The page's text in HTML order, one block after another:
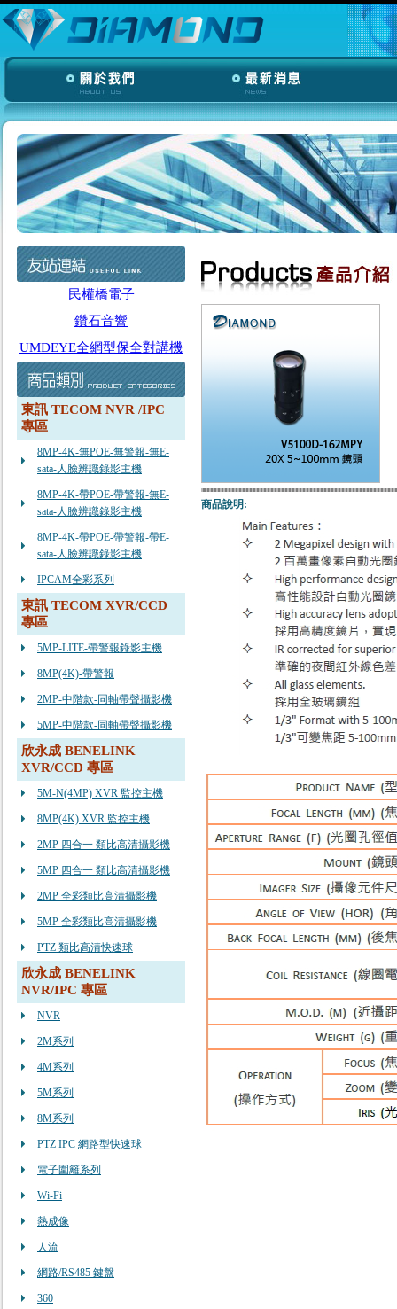
民權橋電子
鑽石音響
UMDEYE全網型保全對講機
東訊 TECOM NVR /IPC
專區
8MP-4K-無POE-無警報-無E-
sata-人臉辨識錄影主機
8MP-4K-帶POE-帶警報-無E-
sata-人臉辨識錄影主機
8MP-4K-帶POE-帶警報-帶E-
sata-人臉辨識錄影主機
IPCAM全彩系列
東訊 TECOM XVR/CCD
專區
5MP-LITE-帶警報錄影主機
8MP(4K)-帶警報
2MP-中階款-同軸帶聲攝影機
5MP-中階款-同軸帶聲攝影機
欣永成 BENELINK
XVR/CCD 專區
5M-N(4MP) XVR 監控主機
8MP(4K) XVR 監控主機
2MP 四合一 類比高清攝影機
5MP 四合一 類比高清攝影機
2MP 全彩類比高清攝影機
5MP 全彩類比高清攝影機
PTZ 類比高清快速球
欣永成 BENELINK
NVR/IPC 專區
NVR
2M系列
4M系列
5M系列
8M系列
PTZ IPC 網路型快速球
電子圍籬系列
Wi-Fi
熱成像
人流
網路/RS485 鍵盤
360
商品說明: